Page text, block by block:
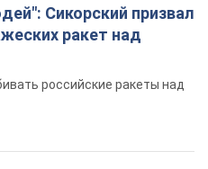
Сикорский призвал
ракет над
российские ракеты над